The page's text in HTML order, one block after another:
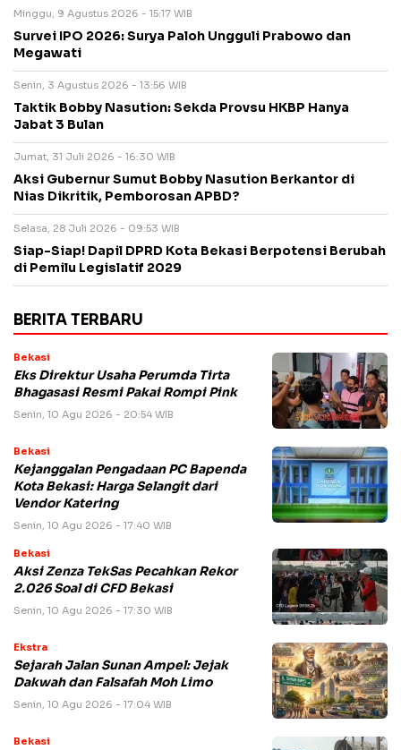
Minggu, 9 Agustus 2026 - 15:17 WIB
Survei IPO 2026: Surya Paloh Ungguli Prabowo dan
Megawati
Senin, 3 Agustus 2026 - 13:56 WIB
Taktik Bobby Nasution: Sekda Provsu HKBP Hanya
Jabat 3 Bulan
Jumat, 31 Juli 2026 - 16:30 WIB
Aksi Gubernur Sumut Bobby Nasution Berkantor di
Nias Dikritik, Pemborosan APBD?
Selasa, 28 Juli 2026 - 09:53 WIB
Siap-Siap! Dapil DPRD Kota Bekasi Berpotensi Berubah
di Pemilu Legislatif 2029
BERITA TERBARU
Bekasi
Eks Direktur Usaha Perumda Tirta
Bhagasasi Resmi Pakai Rompi Pink
Senin, 10 Agu 2026 - 20:54 WIB
Bekasi
Kejanggalan Pengadaan PC Bapenda
Kota Bekasi: Harga Selangit dari
Vendor Katering
Senin, 10 Agu 2026 - 17:40 WIB
Bekasi
Aksi Zenza TekSas Pecahkan Rekor
2.026 Soal di CFD Bekasi
Senin, 10 Agu 2026 - 17:30 WIB
Ekstra
Sejarah Jalan Sunan Ampel: Jejak
Dakwah dan Falsafah Moh Limo
Senin, 10 Agu 2026 - 17:04 WIB
Bekasi